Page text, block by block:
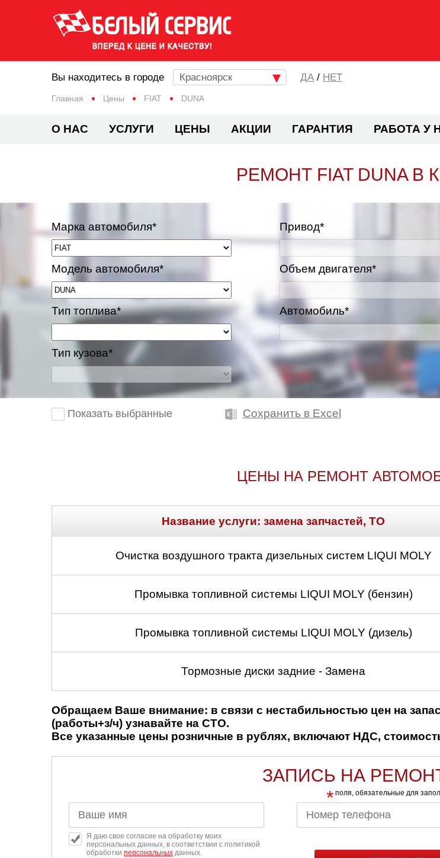
Главная Цены FIAT DUNA
Вы находитесь в городе Красноярск / НЕТ
О НАС УСЛУГИ ЦЕНЫ АКЦИИ ГАРАНТИЯ РАБОТА У
РЕМОНТ FIAT DUNA В
Марка автомобиля*
Модель автомобиля*
Тип топлива*
Тип кузова*
Привод*
Объем двигателя*
Автомобиль*
Показать выбранные Сохранить в Excel
ЦЕНЫ НА РЕМОНТ
Название услуги: замена запчастей, ТО
Очистка воздушного тракта дизельных систем LIQUI MOLY
Промывка топливной системы LIQUI MOLY (бензин)
Промывка топливной системы LIQUI MOLY (дизель)
Тормозные диски задние - Замена
Обращаем Ваше внимание: в связи с нестабильностью цен на
(работы+з/ч) узнавайте на СТО.
Все указанные цены розничные в рублях, включают НДС,
ЗАПИСЬ НА
* поля, обязательные для
Я даю свое согласие на обработку моих
персональных данных, в соответствии с политикой
обработки персональных данных.